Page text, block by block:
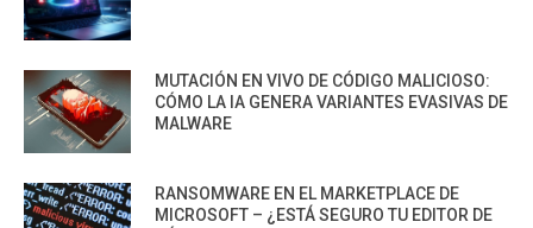
MUTACIÓN EN VIVO DE CÓDIGO MALICIOSO:
CÓMO LA IA GENERA VARIANTES EVASIVAS DE
MALWARE
RANSOMWARE EN EL MARKETPLACE DE
MICROSOFT – ¿ESTÁ SEGURO TU EDITOR DE